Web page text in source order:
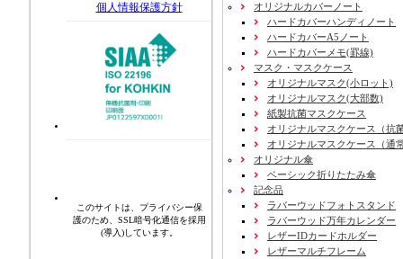
個人情報保護方針
このサイトは、プライバシー保
護のため、SSL暗号化通信を採用
(導入)しています。
オリジナルカバーノート
ハードカバーハンディノート
ハードカバーA5ノート
ハードカバーメモ(罫線)
マスク・マスクケース
オリジナルマスク(小ロット)
オリジナルマスク(大部数)
紙製抗菌マスクケース
オリジナルマスクケース（抗
オリジナルマスクケース（通
オリジナル傘
ベーシック折りたたみ傘
記念品
ラバーウッドフォトスタンド
ラバーウッド万年カレンダー
レザーIDカードホルダー
レザーマルチフレーム